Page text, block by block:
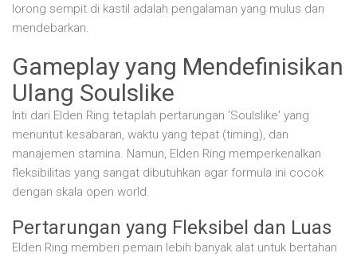
lorong sempit di kastil adalah pengalaman yang mulus dan
mendebarkan.
Gameplay yang Mendefinisikan
Ulang Soulslike
Inti dari Elden Ring tetaplah pertarungan 'Soulslike' yang
menuntut kesabaran, waktu yang tepat (timing), dan
manajemen stamina. Namun, Elden Ring memperkenalkan
fleksibilitas yang sangat dibutuhkan agar formula ini cocok
dengan skala open world.
Pertarungan yang Fleksibel dan Luas
Elden Ring memberi pemain lebih banyak alat untuk bertahan